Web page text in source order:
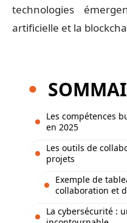
technologies
artificielle et la
Les compétences
en 2025
Les outils de
projets
Exemple de
collaboration et
La cybersécurité :